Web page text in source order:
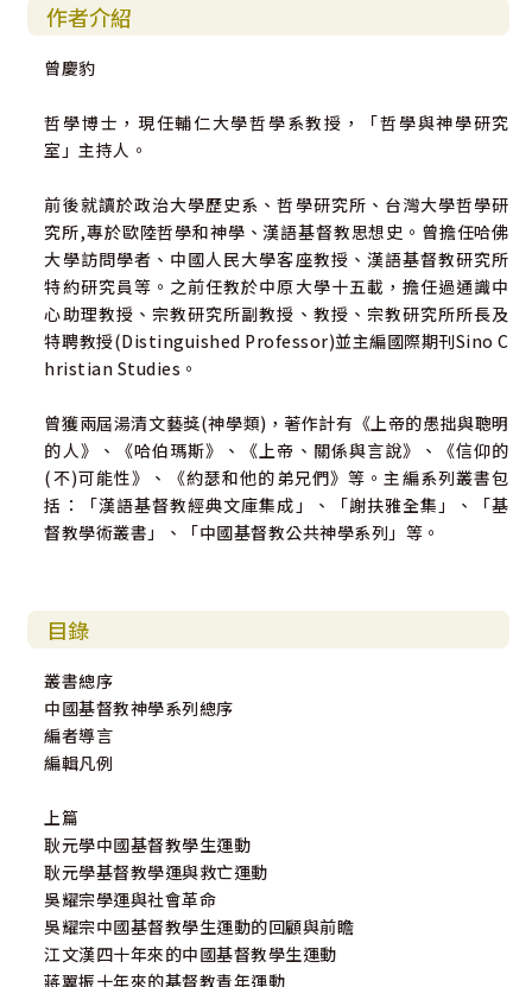
作者介紹
曾慶豹
哲學博士，現任輔仁大學哲學系教授，「哲學與神學研究
室」主持人。
前後就讀於政治大學歷史系、哲學研究所、台灣大學哲學研
究所,專於歐陸哲學和神學、漢語基督教思想史。曾擔任哈佛
大學訪問學者、中國人民大學客座教授、漢語基督教研究所
特約研究員等。之前任教於中原大學十五載，擔任過通識中
心助理教授、宗教研究所副教授、教授、宗教研究所所長及
特聘教授(Distinguished Professor)並主編國際期刊Sino C
hristian Studies。
曾獲兩屆湯清文藝獎(神學類)，著作計有《上帝的愚拙與聰明
的人》、《哈伯瑪斯》、《上帝、關係與言說》、《信仰的
(不)可能性》、《約瑟和他的弟兄們》等。主編系列叢書包
括：「漢語基督教經典文庫集成」、「謝扶雅全集」、「基
督教學術叢書」、「中國基督教公共神學系列」等。
目錄
叢書總序
中國基督教神學系列總序
編者導言
編輯凡例
上篇
耿元學中國基督教學生運動
耿元學基督教學運與救亡運動
吳耀宗學運與社會革命
吳耀宗中國基督教學生運動的回顧與前瞻
江文漢四十年來的中國基督教學生運動
蔣翼振十年來的基督教青年運動